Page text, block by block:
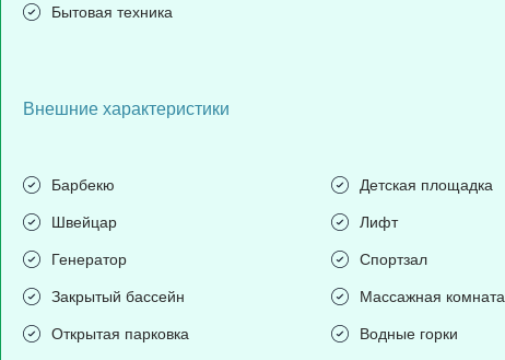
Бытовая техника
Внешние характеристики
Барбекю Детская площадка
Швейцар Лифт
Генератор Спортзал
Закрытый бассейн Массажная комната
Открытая парковка Водные горки